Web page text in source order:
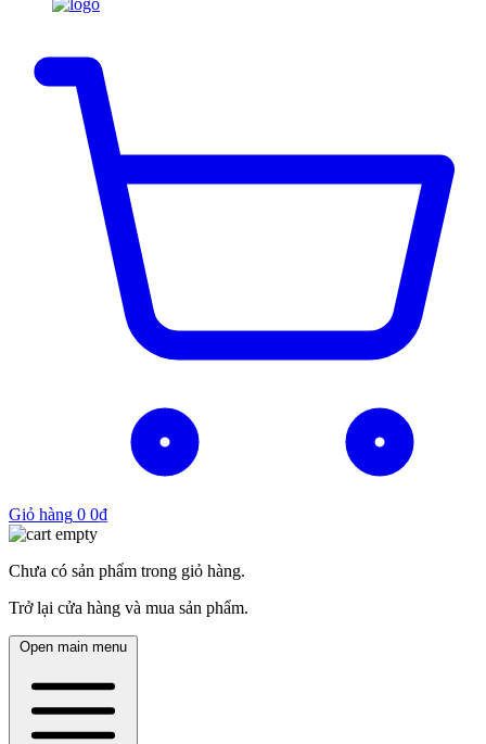
Giỏ hàng 0 0₫
Chưa có sản phẩm trong giỏ hàng.
Trở lại cửa hàng và mua sản phẩm.
Open main menu